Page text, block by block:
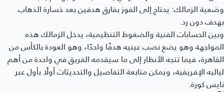
وضعية الزمالك: يحتاج إلى الفوز بفارق هدفين بعد خسارة الذهاب
بهدف دون رد.
وبين الحسابات الفنية والضغوط التنظيمية، يدخل الزمالك هذه
المواجهة وهو يضع نصب عينيه هدفًا واحدًا، وهو العودة بالكأس من
القاهرة، فيما تتجه الأنظار إلى ما سيقدمه الفريق في واحدة من أهم
لياليه الإفريقية، ويمكن متابعة التفاصيل والتحديثات أولًا بأول عبر
نايس كورة.